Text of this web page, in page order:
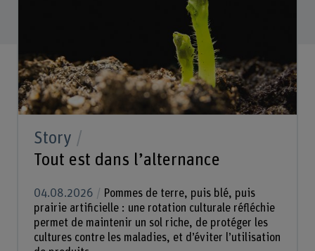
Story
Tout est dans l’alternance
04.08.2026
Pommes de terre, puis blé, puis
prairie artificielle : une rotation culturale réfléchie
permet de maintenir un sol riche, de protéger les
cultures contre les maladies, et d’éviter l’utilisation